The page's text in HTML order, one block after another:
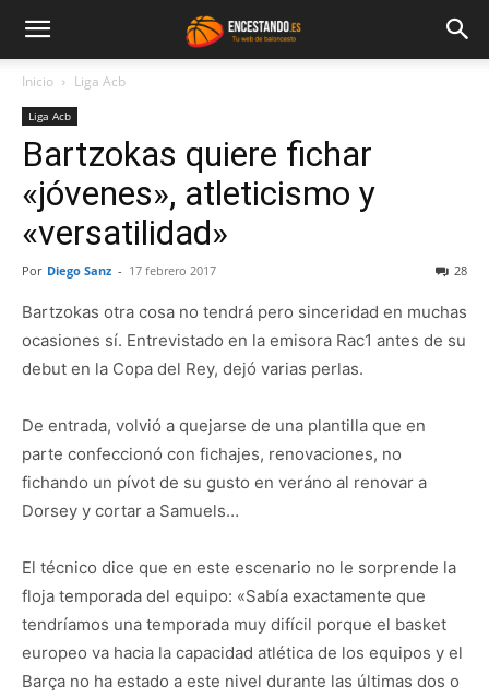
Inicio Liga Acb
Liga Acb
Bartzokas quiere fichar
«jóvenes», atleticismo y
«versatilidad»
Por Diego Sanz - 17 febrero 2017 28
Bartzokas otra cosa no tendrá pero sinceridad en muchas
ocasiones sí. Entrevistado en la emisora Rac1 antes de su
debut en la Copa del Rey, dejó varias perlas.
De entrada, volvió a quejarse de una plantilla que en
parte confeccionó con fichajes, renovaciones, no
fichando un pívot de su gusto en veráno al renovar a
Dorsey y cortar a Samuels…
El técnico dice que en este escenario no le sorprende la
floja temporada del equipo: «Sabía exactamente que
tendríamos una temporada muy difícil porque el basket
europeo va hacia la capacidad atlética de los equipos y el
Barça no ha estado a este nivel durante las últimas dos o